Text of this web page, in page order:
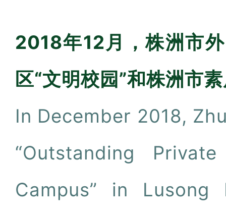
2018年12月，株洲市
区“文明校园”和株洲市
In December 2018,
“Outstanding
Campus” in